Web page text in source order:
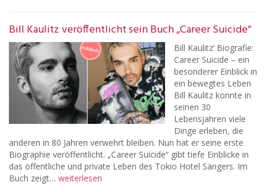
Bill Kaulitz veröffentlicht sein Buch „Career Suicide“
Bill Kaulitz‘ Biografie:
Career Suicide – ein
besonderer Einblick in
ein bewegtes Leben
Bill Kaulitz konnte in
seinen 30
Lebensjahren viele
Dinge erleben, die
anderen in 80 Jahren verwehrt bleiben. Nun hat er seine erste
Biographie veröffentlicht. „Career Suicide“ gibt tiefe Einblicke in
das öffentliche und private Leben des Tokio Hotel Sängers. Im
Buch zeigt… weiterlesen